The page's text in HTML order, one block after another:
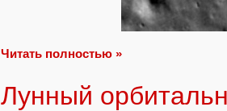
Читать полностью »
Лунный